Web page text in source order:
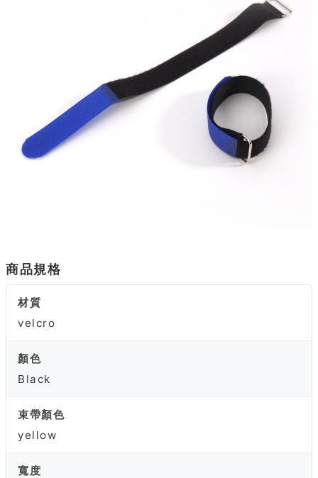
商品規格
材質
velcro
顏色
Black
束帶顏色
yellow
寬度